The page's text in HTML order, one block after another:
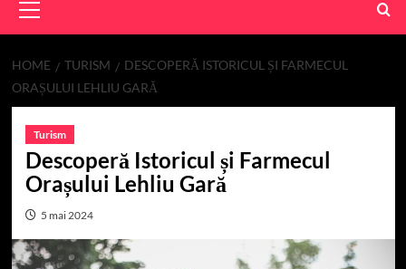
Menu
HOME TURISM
DESCOPERĂ ISTORICUL ȘI FARMECUL
ORAȘULUI LEHLIU GARĂ
Turism
Descoperă Istoricul și Farmecul
Orașului Lehliu Gară
5 mai 2024